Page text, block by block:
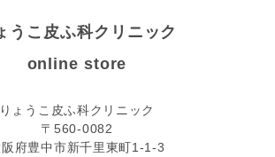
うこ皮ふ科クリニック
online store
りょうこ皮ふ科クリニック
〒560-0082
阪府豊中市新千里東町1-1-3